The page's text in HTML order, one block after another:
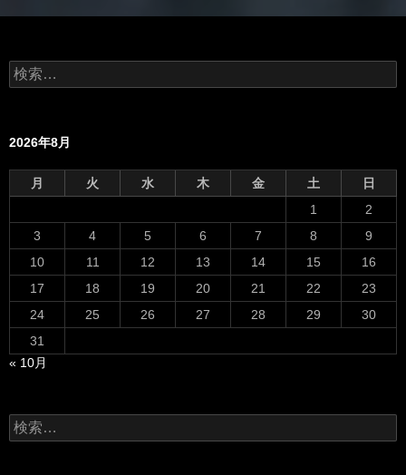
検
索:
2026年8月
月 火 水 木 金 土
日
1
2
3
4 5 6 7 8
9
10
11 12 13 14 15
16
17
18 19 20 21 22
23
24
25 26 27 28 29
30
31
« 10月
検
索: